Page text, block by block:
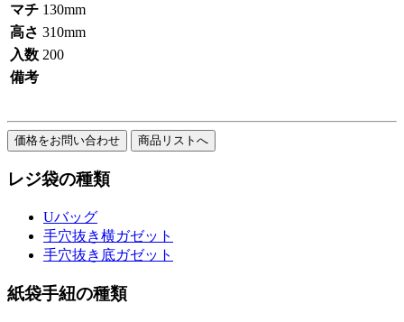
マチ 130mm
高さ 310mm
入数 200
備考
レジ袋の種類
Uバッグ
手穴抜き横ガゼット
手穴抜き底ガゼット
紙袋手紐の種類